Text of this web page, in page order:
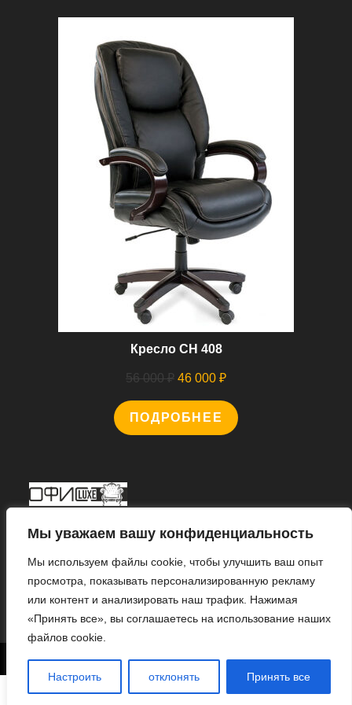
Мы уважаем вашу конфиденциальность
Мы используем файлы cookie, чтобы улучшить ваш опыт
просмотра, показывать персонализированную рекламу
или контент и анализировать наш трафик. Нажимая
«Принять все», вы соглашаетесь на использование наших
файлов cookie.
Настроить отклонять Принять все
Кресло CH 408
56 000₽ Первоначальная
цена
составляла
46 000 ₽Текущая
цена:
46
ПОДРОБНЕЕ
Откроется
в
новой
вкладке
© 2022 «ИНТЕРНЕТ МАГАЗИН «ОФИС ЛЮКС».